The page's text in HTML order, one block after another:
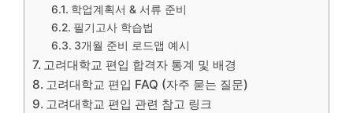
학업계획서 & 서류 준비
필기고사 학습법
3개월 준비 로드맵 예시
고려대학교 편입 합격자 통계 및 배경
고려대학교 편입 FAQ (자주 묻는 질문)
고려대학교 편입 관련 참고 링크